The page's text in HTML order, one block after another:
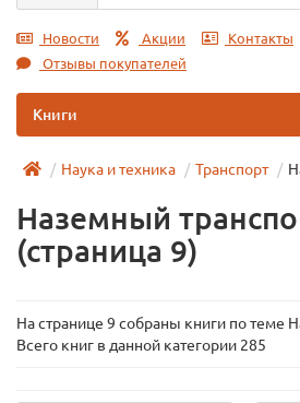
Новости Акции
Контакты
Отзывы покупателей
Книги
Наука и техника Транспорт
Наземный
(страница 9)
На странице 9 собраны книги по теме
Всего книг в данной категории 285